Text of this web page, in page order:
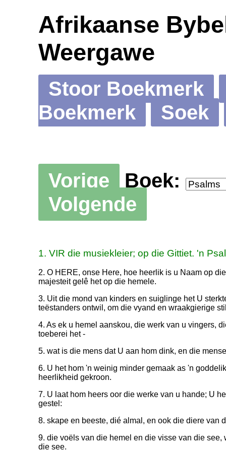
Afrikaanse
Weergawe
Stoor Boekmerk
Boekmerk
Soek
Vorige
Boek:
Volgende
1. VIR die musiekleier; op die Gittiet. 'n
2. O HERE, onse Here, hoe heerlik is u Naam op
majesteit gelê het op die hemele.
3. Uit die mond van kinders en suiglinge het U
teëstanders ontwil, om die vyand en wraakgierige
4. As ek u hemel aanskou, die werk van u vingers,
toeberei het -
5. wat is die mens dat U aan hom dink, en die
6. U het hom 'n weinig minder gemaak as 'n
heerlikheid gekroon.
7. U laat hom heers oor die werke van u hande; U
gestel:
8. skape en beeste, dié almal, en ook die diere van
9. die voëls van die hemel en die visse van die see,
die see.